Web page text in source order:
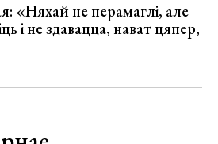
«Няхай не перамаглі, але
і не здавацца, нават цяпер,